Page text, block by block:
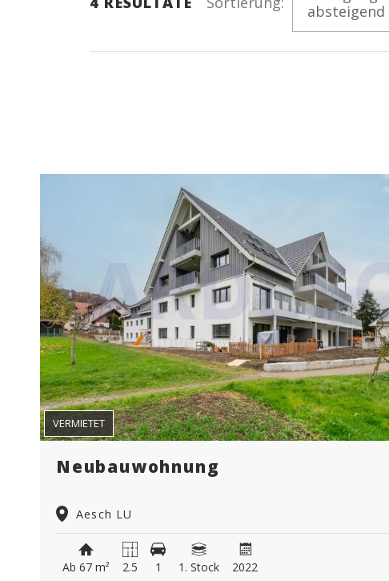
absteigend
Neubauwohnung
Aesch LU
VERMIETET
Ab 67 m² 2.5 1 1. Stock 2022